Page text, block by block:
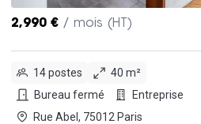
2,990 € / mois (HT)
14 postes
40 m²
Bureau fermé
Entreprise
Rue Abel, 75012 Paris